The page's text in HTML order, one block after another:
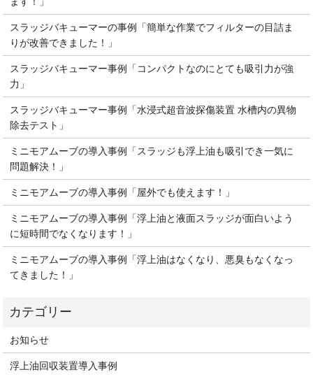
スラッジバキューマーの事例「簡単な作業でフィルターの目詰ま
りが改善できました！」
スラッジバキューマー事例「コンパクトなのにとても吸引力が強
力」
スラッジバキューマー事例「水浸式超音波探傷装置 水槽内の異物
除去テスト」
ミニモアムーブの導入事例「スラッジも浮上油も吸引でき一気に
問題解決！」
ミニモアムーブの導入事例「屋外でも使えます！」
ミニモアムーブの導入事例「浮上油と液面スラッジが面白いよう
に短時間でなくなります！」
ミニモアムーブの導入事例「浮上油はなくなり、悪臭もなくなっ
てきました！」
お知らせ
浮上油回収装置導入事例